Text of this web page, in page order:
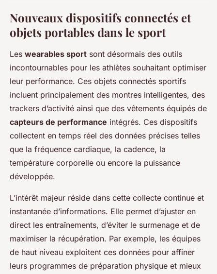
Nouveaux dispositifs connectés et
objets portables dans le sport
Les wearables sport sont désormais des outils
incontournables pour les athlètes souhaitant optimiser
leur performance. Ces objets connectés sportifs
incluent principalement des montres intelligentes, des
trackers d’activité ainsi que des vêtements équipés de
capteurs de performance intégrés. Ces dispositifs
collectent en temps réel des données précises telles
que la fréquence cardiaque, la cadence, la
température corporelle ou encore la puissance
développée.
L’intérêt majeur réside dans cette collecte continue et
instantanée d’informations. Elle permet d’ajuster en
direct les entraînements, d’éviter le surmenage et de
maximiser la récupération. Par exemple, les équipes
de haut niveau exploitent ces données pour affiner
leurs programmes de préparation physique et mieux